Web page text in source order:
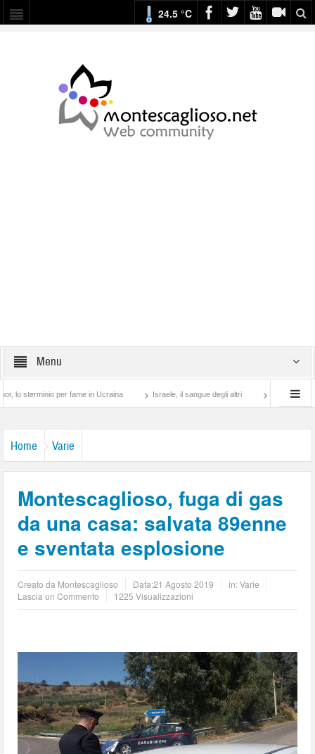
24.5 °C
Menu
per fame in Ucraina Israele, il sangue degli altri Lotta di classe… tra
Home Varie
Montescaglioso, fuga di gas
da una casa: salvata 89enne
e sventata esplosione
Creato da Montescaglioso Data:21 Agosto 2019 in:Varie
Lascia un Commento
1225 Visualizzazioni